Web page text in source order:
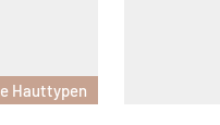
Hauttypen